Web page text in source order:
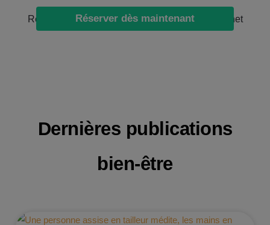
Retraite de yoga – 4 jours / 3 nuits à Saint-Jeannet
Réserver dès maintenant
Dernières publications
bien-être